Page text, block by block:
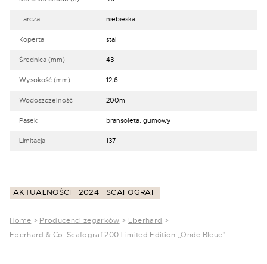
Tarcza niebieska
Koperta stal
Średnica (mm) 43
Wysokość (mm) 12,6
Wodoszczelność 200m
Pasek bransoleta, gumowy
Limitacja 137
AKTUALNOŚCI 2024 SCAFOGRAF
Home > Producenci zegarków > Eberhard >
Eberhard & Co. Scafograf 200 Limited Edition „Onde Bleue”